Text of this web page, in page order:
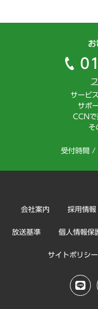
お
サービ
サポ
CCNで
そ
受付時間 /
会社案内 採用情報
放送基準 個人情報保
サイトポリシー